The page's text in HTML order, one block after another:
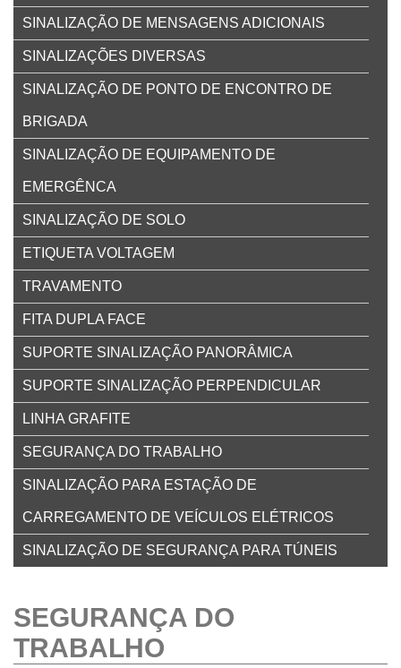
SINALIZAÇÃO DE MENSAGENS ADICIONAIS
SINALIZAÇÕES DIVERSAS
SINALIZAÇÃO DE PONTO DE ENCONTRO DE
BRIGADA
SINALIZAÇÃO DE EQUIPAMENTO DE
EMERGÊNCA
SINALIZAÇÃO DE SOLO
ETIQUETA VOLTAGEM
TRAVAMENTO
FITA DUPLA FACE
SUPORTE SINALIZAÇÃO PANORÂMICA
SUPORTE SINALIZAÇÃO PERPENDICULAR
LINHA GRAFITE
SEGURANÇA DO TRABALHO
SINALIZAÇÃO PARA ESTAÇÃO DE
CARREGAMENTO DE VEÍCULOS ELÉTRICOS
SINALIZAÇÃO DE SEGURANÇA PARA TÚNEIS
SEGURANÇA DO
TRABALHO